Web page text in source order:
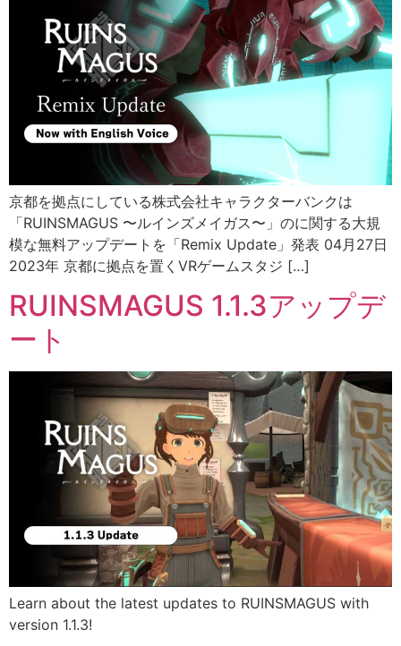
京都を拠点にしている株式会社キャラクターバンクは
「RUINSMAGUS 〜ルインズメイガス〜」のに関する大規
模な無料アップデートを「Remix Update」発表 04月27日
2023年 京都に拠点を置くVRゲームスタジ […]
RUINSMAGUS 1.1.3アップデ
ート
Learn about the latest updates to RUINSMAGUS with
version 1.1.3!